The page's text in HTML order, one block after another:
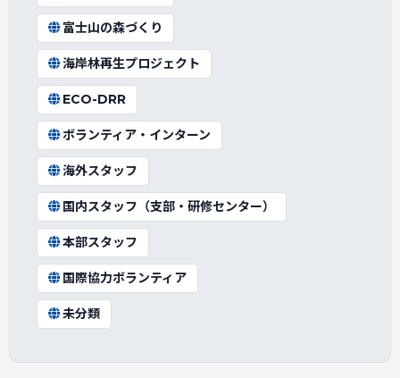
富士山の森づくり
海岸林再生プロジェクト
ECO-DRR
ボランティア・インターン
海外スタッフ
国内スタッフ（支部・研修センター）
本部スタッフ
国際協力ボランティア
未分類